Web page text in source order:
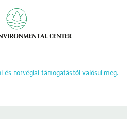
és norvégiai támogatásból valósul meg.